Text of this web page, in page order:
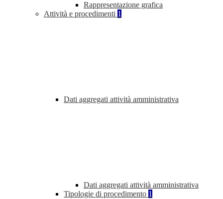
Rappresentazione grafica
Attività e procedimenti 1
Dati aggregati attività amministrativa
Dati aggregati attività amministrativa
Tipologie di procedimento 1